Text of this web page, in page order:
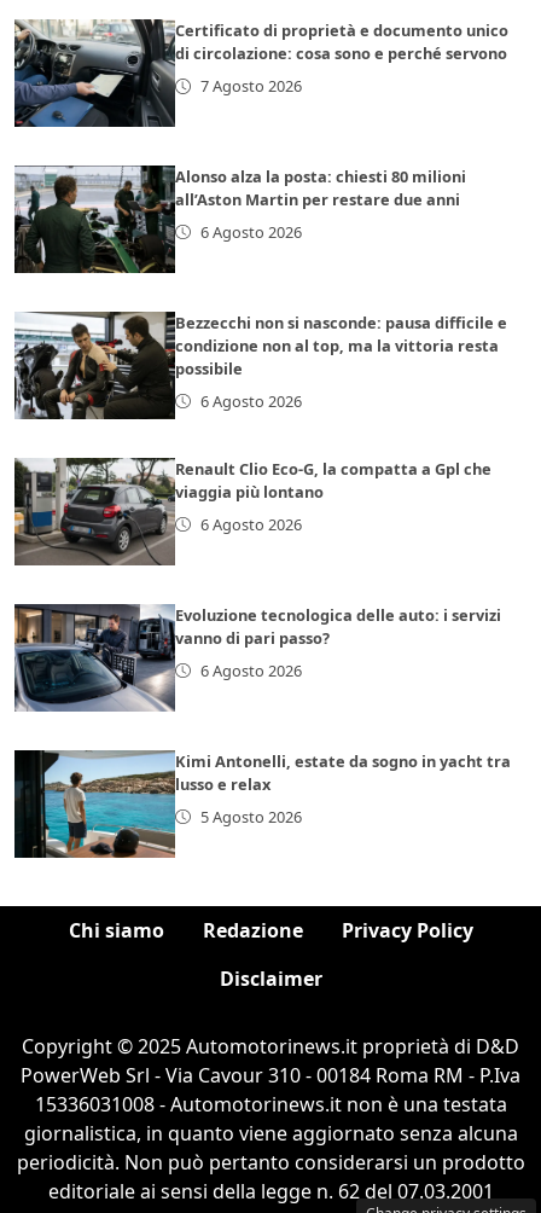
Certificato di proprietà e documento unico
di circolazione: cosa sono e perché servono
7 Agosto 2026
Alonso alza la posta: chiesti 80 milioni
all’Aston Martin per restare due anni
6 Agosto 2026
Bezzecchi non si nasconde: pausa difficile e
condizione non al top, ma la vittoria resta
possibile
6 Agosto 2026
Renault Clio Eco-G, la compatta a Gpl che
viaggia più lontano
6 Agosto 2026
Evoluzione tecnologica delle auto: i servizi
vanno di pari passo?
6 Agosto 2026
Kimi Antonelli, estate da sogno in yacht tra
lusso e relax
5 Agosto 2026
Chi siamo Redazione
Privacy Policy
Disclaimer
Copyright © 2025 Automotorinews.it proprietà di D&D
PowerWeb Srl - Via Cavour 310 - 00184 Roma RM - P.Iva
15336031008 - Automotorinews.it non è una testata
giornalistica, in quanto viene aggiornato senza alcuna
periodicità. Non può pertanto considerarsi un prodotto
editoriale ai sensi della legge n. 62 del 07.03.2001